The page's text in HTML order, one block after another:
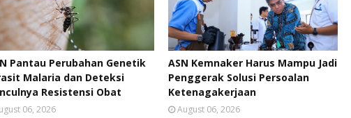
Pantau Perubahan Genetik
Malaria dan Deteksi
Resistensi Obat
06, 2026
ASN Kemnaker Harus Mampu Jadi
Penggerak Solusi Persoalan
Ketenagakerjaan
August 06, 2026